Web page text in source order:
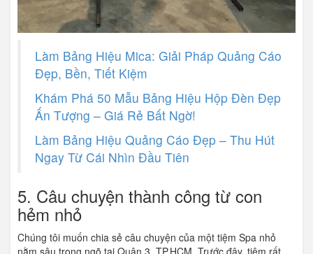
Làm Bảng Hiệu Mica: Giải Pháp Quảng Cáo
Đẹp, Bền, Tiết Kiệm
Khám Phá 50 Mẫu Bảng Hiệu Hộp Đèn Đẹp
Ấn Tượng – Giá Rẻ Bất Ngờ!
Làm Bảng Hiệu Quảng Cáo Đẹp – Thu Hút
Ngay Từ Cái Nhìn Đầu Tiên
5. Câu chuyện thành công từ con
hẻm nhỏ
Chúng tôi muốn chia sẻ câu chuyện của một tiệm Spa nhỏ